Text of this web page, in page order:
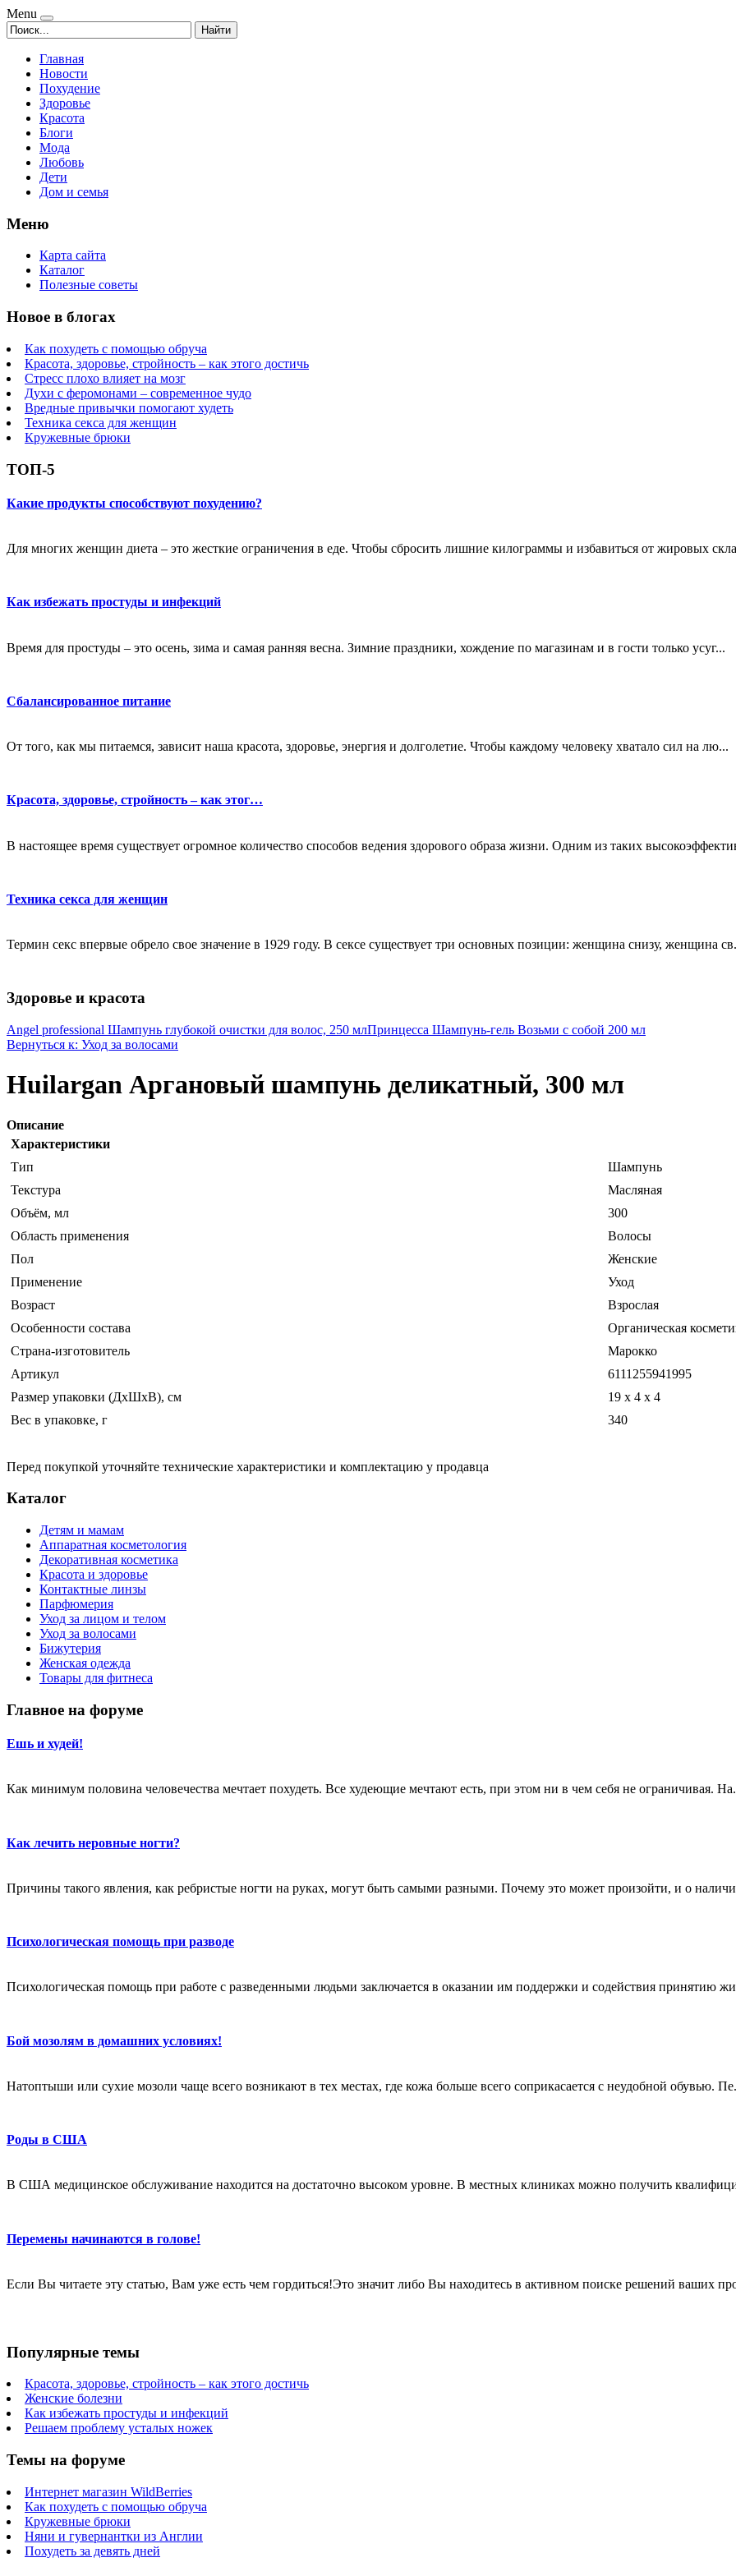
Menu
Найти
Главная
Новости
Похудение
Здоровье
Красота
Блоги
Мода
Любовь
Дети
Дом и семья
Меню
Карта сайта
Каталог
Полезные советы
Новое в блогах
Как похудеть с помощью обруча
Красота, здоровье, стройность – как этого достичь
Стресс плохо влияет на мозг
Духи с феромонами – современное чудо
Вредные привычки помогают худеть
Техника секса для женщин
Кружевные брюки
ТОП-5
Какие продукты способствуют похудению?
Для многих женщин диета – это жесткие ограничения в еде. Чтобы сбросить лишние килограммы и избавиться от жировых
Как избежать простуды и инфекций
Время для простуды – это осень, зима и самая ранняя весна. Зимние праздники, хождение по магазинам и в гости только усуг...
Сбалансированное питание
От того, как мы питаемся, зависит наша красота, здоровье, энергия и долголетие. Чтобы каждому человеку хватало сил на лю...
Красота, здоровье, стройность – как этог…
В настоящее время существует огромное количество способов ведения здорового образа жизни. Одним из таких
Техника секса для женщин
Термин секс впервые обрело свое значение в 1929 году. В сексе существует три основных позиции: женщина снизу, женщина
Здоровье и красота
Angel professional Шампунь глубокой очистки для волос, 250 млПринцесса Шампунь-гель Возьми с собой 200 мл
Вернуться к: Уход за волосами
Huilargan Аргановый шампунь деликатный, 300 мл
Описание
Характеристики
Тип
Шампунь
Текстура
Масляная
Объём, мл
300
Область применения
Волосы
Пол
Женские
Применение
Уход
Возраст
Взрослая
Особенности состава
Органическая
Страна-изготовитель
Марокко
Артикул
6111255941995
Размер упаковки (ДхШхВ), см
19 x 4 x 4
Вес в упаковке, г
340
Перед покупкой уточняйте технические характеристики и комплектацию у продавца
Каталог
Детям и мамам
Аппаратная косметология
Декоративная косметика
Красота и здоровье
Контактные линзы
Парфюмерия
Уход за лицом и телом
Уход за волосами
Бижутерия
Женская одежда
Товары для фитнеса
Главное на форуме
Ешь и худей!
Как минимум половина человечества мечтает похудеть. Все худеющие мечтают есть, при этом ни в чем себя не ограничивая.
Как лечить неровные ногти?
Причины такого явления, как ребристые ногти на руках, могут быть самыми разными. Почему это может произойти, и о
Психологическая помощь при разводе
Психологическая помощь при работе с разведенными людьми заключается в оказании им поддержки и содействия принятию
Бой мозолям в домашних условиях!
Натоптыши или сухие мозоли чаще всего возникают в тех местах, где кожа больше всего соприкасается с неудобной обувью.
Роды в США
В США медицинское обслуживание находится на достаточно высоком уровне. В местных клиниках можно получить
Перемены начинаются в голове!
Если Вы читаете эту статью, Вам уже есть чем гордиться!Это значит либо Вы находитесь в активном поиске решений ваших
Популярные темы
Красота, здоровье, стройность – как этого достичь
Женские болезни
Как избежать простуды и инфекций
Решаем проблему усталых ножек
Темы на форуме
Интернет магазин WildBerries
Как похудеть с помощью обруча
Кружевные брюки
Няни и гувернантки из Англии
Похудеть за девять дней